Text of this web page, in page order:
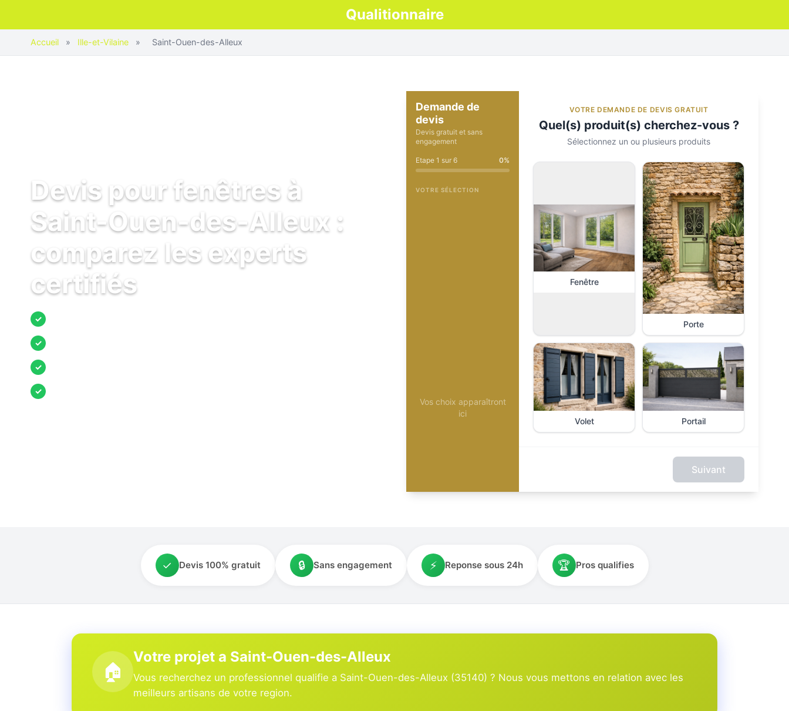
Qualitionnaire
Accueil » Ille-et-Vilaine » Saint-Ouen-des-Alleux
Devis pour fenêtres à
Saint-Ouen-des-Alleux :
comparez les experts
certifiés
✓
✓
✓
✓
Demande de
devis
Devis gratuit et sans
engagement
Etape 1 sur 6 0%
VOTRE SÉLECTION
Vos choix apparaîtront
ici
VOTRE DEMANDE DE DEVIS GRATUIT
Quel(s) produit(s) cherchez-vous ?
Sélectionnez un ou plusieurs produits
Fenêtre
Porte
Volet Portail
Suivant
✓ Devis 100% gratuit 🔒 Sans engagement ⚡ Reponse sous 24h 🏆 Pros qualifies
🏠
Votre projet a Saint-Ouen-des-Alleux
Vous recherchez un professionnel qualifie a Saint-Ouen-des-Alleux (35140) ? Nous vous mettons en relation avec les
meilleurs artisans de votre region.